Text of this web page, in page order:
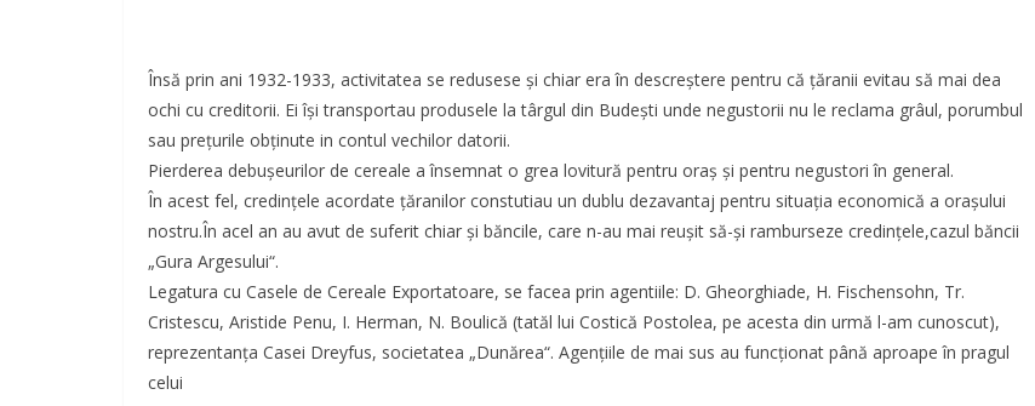
Însă prin ani 1932-1933, activitatea se redusese şi chiar era în descreştere pentru că ţăranii evitau să mai dea
ochi cu creditorii. Ei îşi transportau produsele la târgul din Budeşti unde negustorii nu le reclama grâul, porumbul
sau preţurile obţinute in contul vechilor datorii.
Pierderea debuşeurilor de cereale a însemnat o grea lovitură pentru oraş şi pentru negustori în general.
În acest fel, credințele acordate ţăranilor constutiau un dublu dezavantaj pentru situaţia economică a oraşului
nostru.În acel an au avut de suferit chiar şi băncile, care n-au mai reuşit să-şi ramburseze credinţele,cazul băncii
„Gura Argesului“.
Legatura cu Casele de Cereale Exportatoare, se facea prin agentiile: D. Gheorghiade, H. Fischensohn, Tr.
Cristescu, Aristide Penu, I. Herman, N. Boulică (tatăl lui Costică Postolea, pe acesta din urmă l-am cunoscut),
reprezentanţa Casei Dreyfus, societatea „Dunărea“. Agenţiile de mai sus au funcţionat până aproape în pragul
celui